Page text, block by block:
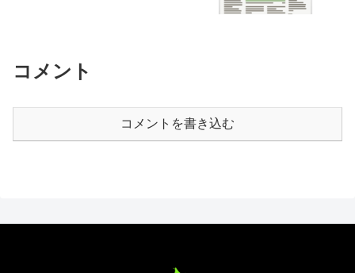
コメント
コメントを書き込む